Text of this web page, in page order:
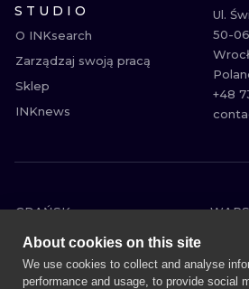
STUDIO
O INKsearch
Zarządzaj swoją pracą
Sklep
INKnews
Ul.
50-
+48
GDAŃSK
POZNAŃ
KATOWICE
About cookies on this site
We use cookies to collect and analyse
performance and usage, to provide social